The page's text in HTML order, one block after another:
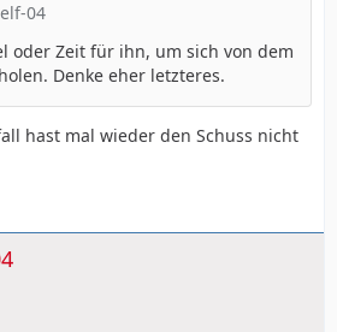
04
oder Zeit für ihn, um sich von dem
Denke eher letzteres.
hast mal wieder den Schuss nicht